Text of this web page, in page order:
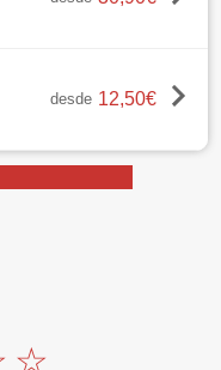
desde 12,50€